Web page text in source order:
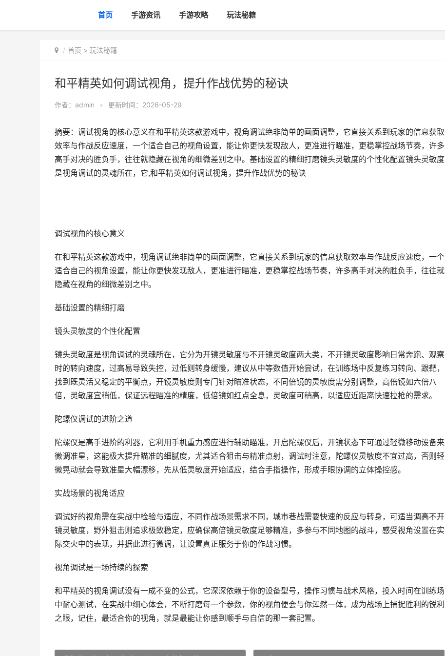
首页 手游资讯 手游攻略 玩法秘籍
首页 > 玩法秘籍
和平精英如何调试视角，提升作战优势的秘诀
作者： admin • 更新时间：2026-05-29
摘要：调试视角的核心意义在和平精英这款游戏中，视角调试绝非简单的画面调整，它直接关系到玩家的信息获取
效率与作战反应速度，一个适合自己的视角设置，能让你更快发现敌人，更准进行瞄准，更稳掌控战场节奏，许多
高手对决的胜负手，往往就隐藏在视角的细微差别之中。基础设置的精细打磨镜头灵敏度的个性化配置镜头灵敏度
是视角调试的灵魂所在，它,和平精英如何调试视角，提升作战优势的秘诀
调试视角的核心意义
在和平精英这款游戏中，视角调试绝非简单的画面调整，它直接关系到玩家的信息获取效率与作战反应速度，一个
适合自己的视角设置，能让你更快发现敌人，更准进行瞄准，更稳掌控战场节奏，许多高手对决的胜负手，往往就
隐藏在视角的细微差别之中。
基础设置的精细打磨
镜头灵敏度的个性化配置
镜头灵敏度是视角调试的灵魂所在，它分为开镜灵敏度与不开镜灵敏度两大类，不开镜灵敏度影响日常奔跑、观察
时的转向速度，过高易导致失控，过低则转身缓慢，建议从中等数值开始尝试，在训练场中反复练习转向、跟靶，
找到既灵活又稳定的平衡点，开镜灵敏度则专门针对瞄准状态，不同倍镜的灵敏度需分别调整，高倍镜如六倍八
倍，灵敏度宜稍低，保证远程瞄准的精度，低倍镜如红点全息，灵敏度可稍高，以适应近距离快速拉枪的需求。
陀螺仪调试的进阶之道
陀螺仪是高手进阶的利器，它利用手机重力感应进行辅助瞄准，开启陀螺仪后，开镜状态下可通过轻微移动设备来
微调准星，这能极大提升瞄准的细腻度，尤其适合狙击与精准点射，调试时注意，陀螺仪灵敏度不宜过高，否则轻
微晃动就会导致准星大幅漂移，先从低灵敏度开始适应，结合手指操作，形成手眼协调的立体操控感。
实战场景的视角适应
调试好的视角需在实战中检验与适应，不同作战场景需求不同，城市巷战需要快速的反应与转身，可适当调高不开
镜灵敏度，野外狙击则追求极致稳定，应确保高倍镜灵敏度足够精准，多参与不同地图的战斗，感受视角设置在实
际交火中的表现，并据此进行微调，让设置真正服务于你的作战习惯。
视角调试是一场持续的探索
和平精英的视角调试没有一成不变的公式，它深深依赖于你的设备型号，操作习惯与战术风格，投入时间在训练场
中耐心测试，在实战中细心体会，不断打磨每一个参数，你的视角便会与你浑然一体，成为战场上捕捉胜利的锐利
之眼，记住，最适合你的视角，就是最能让你感到顺手与自信的那一套配置。